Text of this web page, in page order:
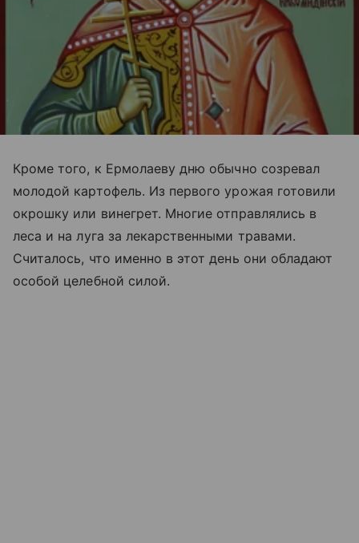
Кроме того, к Ермолаеву дню обычно созревал
молодой картофель. Из первого урожая готовили
окрошку или винегрет. Многие отправлялись в
леса и на луга за лекарственными травами.
Считалось, что именно в этот день они обладают
особой целебной силой.